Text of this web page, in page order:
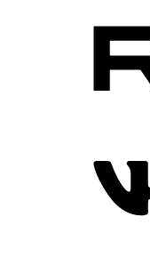
Гендиректор «Лазер-
колонке на «Бизнес
чтобы вывести
сохранять
Объем кредитного